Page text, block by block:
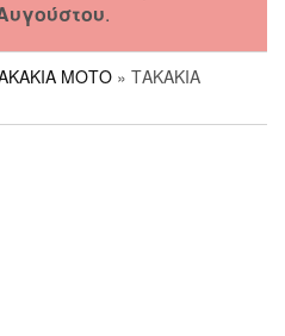
.
ΜΟΤΟ » ΤΑΚΑΚΙΑ